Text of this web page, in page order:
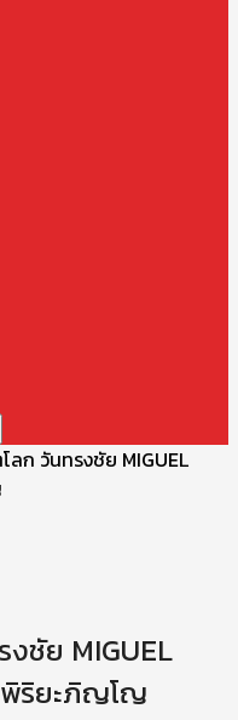
ก วันทรงชัย MIGUEL
ชัย MIGUEL
.พิริยะภิญโญ